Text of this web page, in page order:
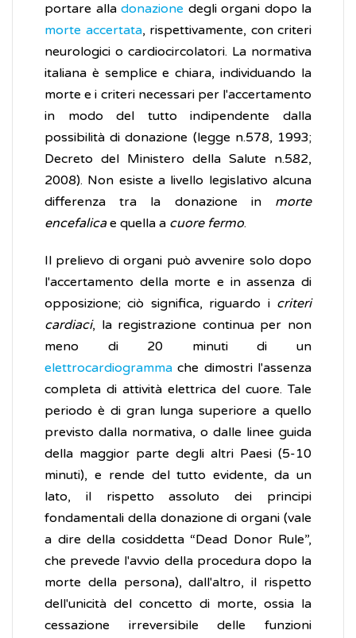
portare alla donazione degli organi dopo la
morte accertata, rispettivamente, con criteri
neurologici o cardiocircolatori. La normativa
italiana è semplice e chiara, individuando la
morte e i criteri necessari per l'accertamento
in modo del tutto indipendente dalla
possibilità di donazione (legge n.578, 1993;
Decreto del Ministero della Salute n.582,
2008). Non esiste a livello legislativo alcuna
differenza tra la donazione in morte
encefalicae quella a cuore fermo.
Il prelievo di organi può avvenire solo dopo
l'accertamento della morte e in assenza di
opposizione; ciò significa, riguardo i criteri
cardiaci, la registrazione continua per non
meno di 20 minuti di un
elettrocardiogramma che dimostri l'assenza
completa di attività elettrica del cuore. Tale
periodo è di gran lunga superiore a quello
previsto dalla normativa, o dalle linee guida
della maggior parte degli altri Paesi (5-10
minuti), e rende del tutto evidente, da un
lato, il rispetto assoluto dei principi
fondamentali della donazione di organi (vale
a dire della cosiddetta “Dead Donor Rule”,
che prevede l'avvio della procedura dopo la
morte della persona), dall'altro, il rispetto
dell'unicità del concetto di morte, ossia la
cessazione irreversibile delle funzioni